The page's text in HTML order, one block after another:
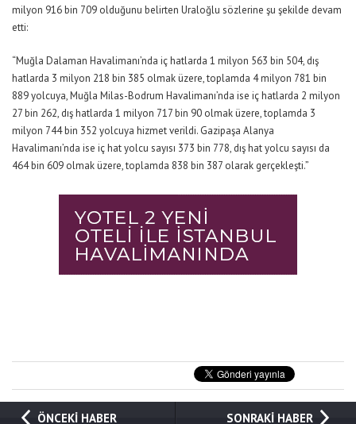
milyon 916 bin 709 olduğunu belirten Uraloğlu sözlerine şu şekilde devam
etti:
“Muğla Dalaman Havalimanı’nda iç hatlarda 1 milyon 563 bin 504, dış
hatlarda 3 milyon 218 bin 385 olmak üzere, toplamda 4 milyon 781 bin
889 yolcuya, Muğla Milas-Bodrum Havalimanı’nda ise iç hatlarda 2 milyon
27 bin 262, dış hatlarda 1 milyon 717 bin 90 olmak üzere, toplamda 3
milyon 744 bin 352 yolcuya hizmet verildi. Gazipaşa Alanya
Havalimanı’nda ise iç hat yolcu sayısı 373 bin 778, dış hat yolcu sayısı da
464 bin 609 olmak üzere, toplamda 838 bin 387 olarak gerçekleşti.”
ÖNCEKİ HABER SONRAKİ HABER